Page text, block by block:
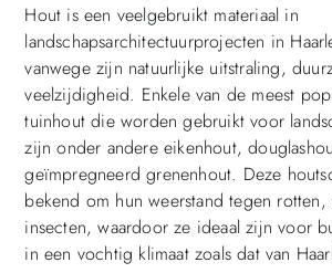
Hout is een veelgebruikt materiaal in
landschapsarchitectuurprojecten in
vanwege zijn natuurlijke uitstraling,
veelzijdigheid. Enkele van de meest
tuinhout die worden gebruikt voor
zijn onder andere eikenhout,
geïmpregneerd grenenhout. Deze
bekend om hun weerstand tegen rotten,
insecten, waardoor ze ideaal zijn voor
in een vochtig klimaat zoals dat van